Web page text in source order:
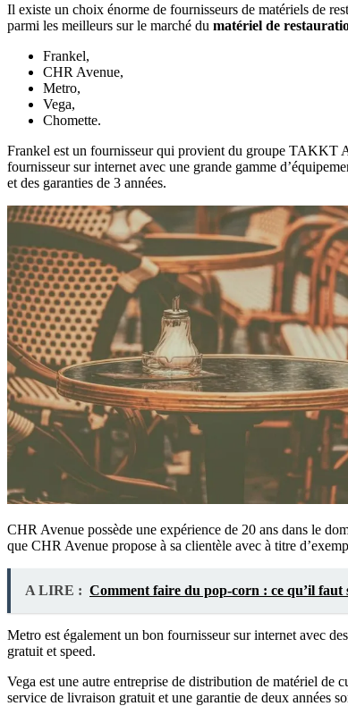
Il existe un choix énorme de fournisseurs de matériels de
parmi les meilleurs sur le marché du matériel de
Frankel,
CHR Avenue,
Metro,
Vega,
Chomette.
Frankel est un fournisseur qui provient du groupe TAKKT
fournisseur sur internet avec une grande gamme
et des garanties de 3 années.
CHR Avenue possède une expérience de 20 ans dans le
que CHR Avenue propose à sa clientèle avec à titre
A LIRE : Comment faire du pop-corn : ce qu’il faut
Metro est également un bon fournisseur sur internet avec des
gratuit et speed.
Vega est une autre entreprise de distribution de matériel de
service de livraison gratuit et une garantie de deux années